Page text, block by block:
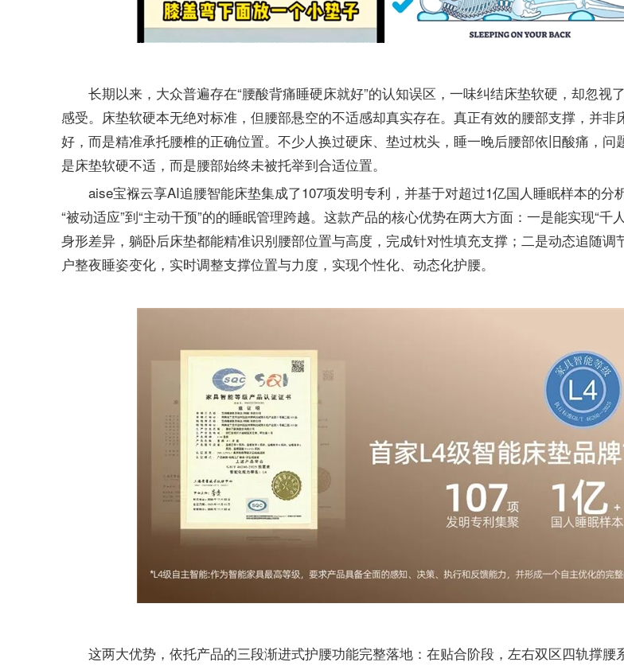
长期以来，大众普遍存在“腰酸背痛睡硬床就好”的认知误区，一味纠结床垫软硬，却忽视
感受。床垫软硬本无绝对标准，但腰部悬空的不适感却真实存在。真正有效的腰部支撑，并非
好，而是精准承托腰椎的正确位置。不少人换过硬床、垫过枕头，睡一晚后腰部依旧酸痛，问
是床垫软硬不适，而是腰部始终未被托举到合适位置。
aise宝褓云享AI追腰智能床垫集成了107项发明专利，并基于对超过1亿国人睡眠样本的分
“被动适应”到“主动干预”的的睡眠管理跨越。这款产品的核心优势在两大方面：一是能实现“千
身形差异，躺卧后床垫都能精准识别腰部位置与高度，完成针对性填充支撑；二是动态追随调
户整夜睡姿变化，实时调整支撑位置与力度，实现个性化、动态化护腰。
这两大优势，依托产品的三段渐进式护腰功能完整落地：在贴合阶段，左右双区四轨撑腰